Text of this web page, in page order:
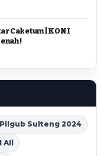
Caketum | KONI
!
Sulteng 2024
Ali